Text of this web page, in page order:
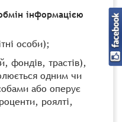
інформацією
особи);
фондів, трастів),
одним чи
або оперує
роялті,